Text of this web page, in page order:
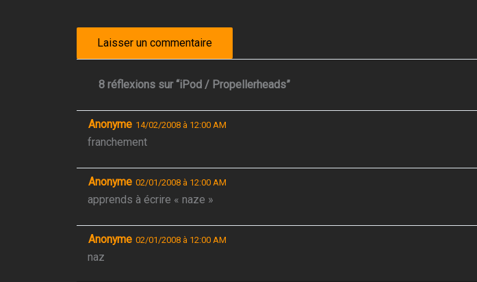
8 réflexions sur “iPod / Propellerheads”
Anonyme 14/02/2008 à 12:00 AM
franchement
Anonyme 02/01/2008 à 12:00 AM
apprends à écrire « naze »
Anonyme 02/01/2008 à 12:00 AM
naz